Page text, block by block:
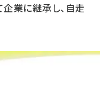
業に継承し、自走